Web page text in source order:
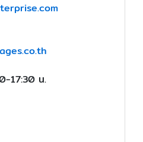
17:30 น.